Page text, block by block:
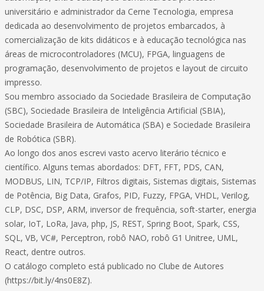
universitário e administrador da Cerne Tecnologia, empresa
dedicada ao desenvolvimento de projetos embarcados, à
comercialização de kits didáticos e à educação tecnológica nas
áreas de microcontroladores (MCU), FPGA, linguagens de
programação, desenvolvimento de projetos e layout de circuito
impresso.
Sou membro associado da Sociedade Brasileira de Computação
(SBC), Sociedade Brasileira de Inteligência Artificial (SBIA),
Sociedade Brasileira de Automática (SBA) e Sociedade Brasileira
de Robótica (SBR).
Ao longo dos anos escrevi vasto acervo literário técnico e
científico. Alguns temas abordados: DFT, FFT, PDS, CAN,
MODBUS, LIN, TCP/IP, Filtros digitais, Sistemas digitais, Sistemas
de Potência, Big Data, Grafos, PID, Fuzzy, FPGA, VHDL, Verilog,
CLP, DSC, DSP, ARM, inversor de frequência, soft-starter, energia
solar, IoT, LoRa, Java, php, JS, REST, Spring Boot, Spark, CSS,
SQL, VB, VC#, Perceptron, robô NAO, robô G1 Unitree, UML,
React, dentre outros.
O catálogo completo está publicado no Clube de Autores
(https://bit.ly/4ns0E8Z).